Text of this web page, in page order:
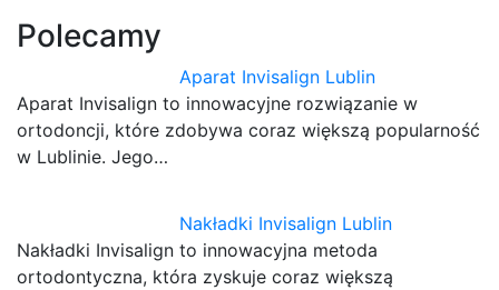
Polecamy
Aparat Invisalign Lublin
Aparat Invisalign to innowacyjne rozwiązanie w
ortodoncji, które zdobywa coraz większą popularność
w Lublinie. Jego…
Nakładki Invisalign Lublin
Nakładki Invisalign to innowacyjna metoda
ortodontyczna, która zyskuje coraz większą